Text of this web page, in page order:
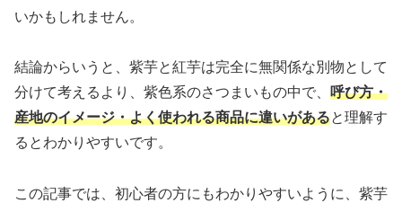
いかもしれません。
結論からいうと、紫芋と紅芋は完全に無関係な別物として
分けて考えるより、紫色系のさつまいもの中で、 呼び方・
産地のイメージ・よく使われる商品に違いがあると理解す
るとわかりやすいです。
この記事では、初心者の方にもわかりやすいように、紫芋